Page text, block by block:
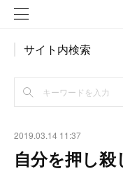
サイト内検索
2019.03.14 11:37
自分を押し